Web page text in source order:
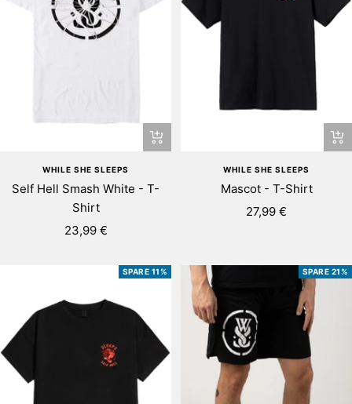
Schnellansicht
WHILE SHE SLEEPS
Self Hell Smash White - T-
Shirt
Angebotspreis
23,99 €
WHILE SHE SLEEPS
Mascot - T-Shirt
Angebotspreis
27,99 €
SPARE 11% SPARE 21%